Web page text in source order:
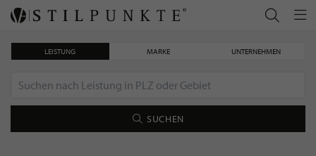
LEISTUNG MARKE UNTERNEHMEN
SUCHEN